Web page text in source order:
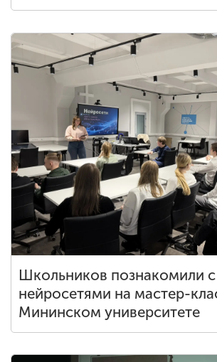
Школьников познакомили с
нейросетями на мастер-
Мининском университете